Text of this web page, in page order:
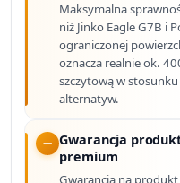
Maksymalna
niż Jinko Eagle G7B i
ograniczonej
oznacza realnie ok.
szczytową w
alternatyw.
Gwarancja
premium
Gwarancja na